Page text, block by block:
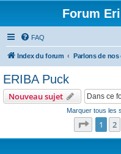
Forum
FAQ
Index du forum
ERIBA Puck
Nouveau sujet
Marquer tous les
Page 1
1 2